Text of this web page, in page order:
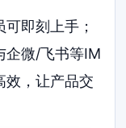
即刻上手；
企微/飞书等IM
效，让产品交